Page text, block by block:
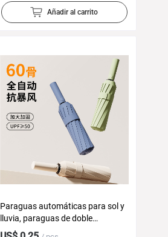
magnético rectangular, gran venta
Añadir al carrito
Paraguas automáticas para sol y
lluvia, paraguas de doble
propósito para fortalecer la